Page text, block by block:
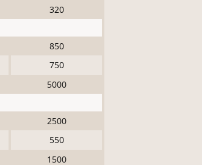
320
850
750
5000
2500
550
1500